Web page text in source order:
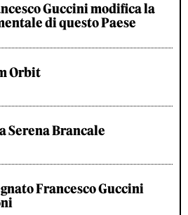
Guccini modifica la
di questo Paese
Orbit
Serena Brancale
Francesco Guccini